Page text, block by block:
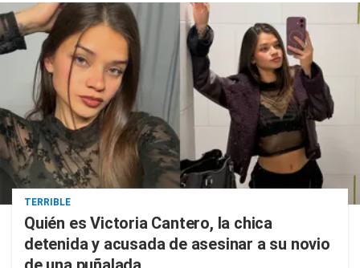
TERRIBLE
Quién es Victoria Cantero, la chica
detenida y acusada de asesinar a su novio